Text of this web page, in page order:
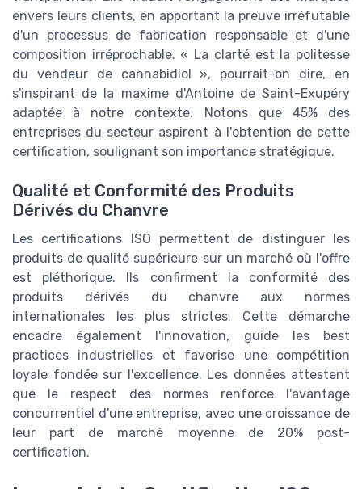
envers leurs clients, en apportant la preuve irréfutable
d'un processus de fabrication responsable et d'une
composition irréprochable. « La clarté est la politesse
du vendeur de cannabidiol », pourrait-on dire, en
s'inspirant de la maxime d'Antoine de Saint-Exupéry
adaptée à notre contexte. Notons que 45% des
entreprises du secteur aspirent à l'obtention de cette
certification, soulignant son importance stratégique.
Qualité et Conformité des Produits
Dérivés du Chanvre
Les certifications ISO permettent de distinguer les
produits de qualité supérieure sur un marché où l'offre
est pléthorique. Ils confirment la conformité des
produits dérivés du chanvre aux normes
internationales les plus strictes. Cette démarche
encadre également l'innovation, guide les best
practices industrielles et favorise une compétition
loyale fondée sur l'excellence. Les données attestent
que le respect des normes renforce l'avantage
concurrentiel d'une entreprise, avec une croissance de
leur part de marché moyenne de 20% post-
certification.